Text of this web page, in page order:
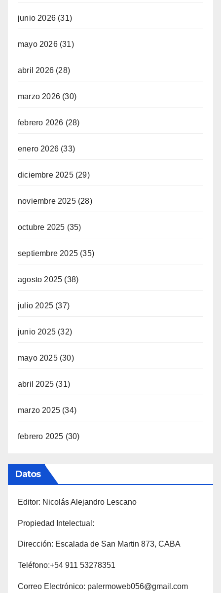
junio 2026 (31)
mayo 2026(31)
abril 2026 (28)
marzo 2026 (30)
febrero 2026 (28)
enero 2026 (33)
diciembre 2025(29)
noviembre 2025(28)
octubre 2025 (35)
septiembre 2025 (35)
agosto 2025 (38)
julio 2025 (37)
junio 2025 (32)
mayo 2025(30)
abril 2025 (31)
marzo 2025 (34)
febrero 2025 (30)
Datos
Editor: Nicolás Alejandro Lescano
Propiedad Intelectual:
Dirección: Escalada de San Martin 873, CABA
Teléfono:+54 911 53278351
Correo Electrónico: palermoweb056@gmail.com